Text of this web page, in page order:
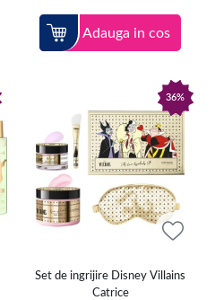
Adauga in cos
36%
Set de ingrijire Disney Villains
Catrice